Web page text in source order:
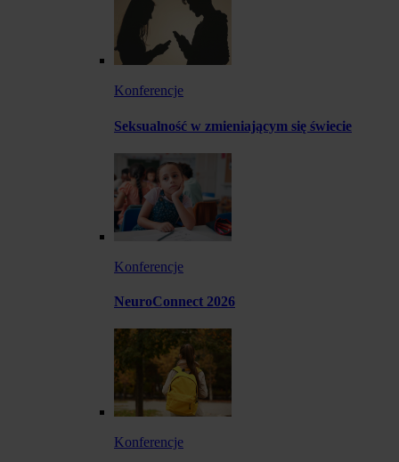
Konferencje
Seksualność w zmieniającym się świecie
Konferencje
NeuroConnect 2026
Konferencje